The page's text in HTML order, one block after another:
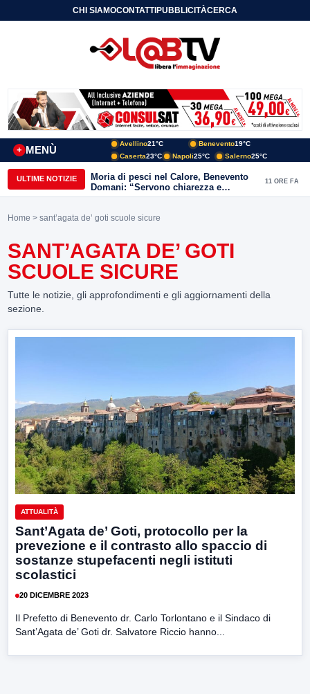
CHI SIAMOCONTATTIPUBBLICITÀCERCA
MENÙ
+
Avellino21°C Benevento19°C
Caserta23°C Napoli25°C Salerno25°C
ULTIME NOTIZIE
Moria di pesci nel Calore, Benevento
Domani: “Servono chiarezza e
approfondimenti sulla gestione
11 ORE FA
Home > sant’agata de’ goti scuole sicure
SANT’AGATA DE’ GOTI
SCUOLE SICURE
Tutte le notizie, gli approfondimenti e gli aggiornamenti della
sezione.
ATTUALITÀ
Sant’Agata de’ Goti, protocollo per la
prevezione e il contrasto allo spaccio di
sostanze stupefacenti negli istituti
scolastici
20 DICEMBRE 2023
Il Prefetto di Benevento dr. Carlo Torlontano e il Sindaco di
Sant’Agata de’ Goti dr. Salvatore Riccio hanno...